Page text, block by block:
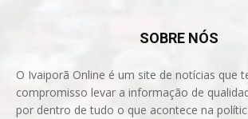
SOBRE NÓS
O Ivaiporã Online é um site de notícias que
compromisso levar a informação de
por dentro de tudo o que acontece na